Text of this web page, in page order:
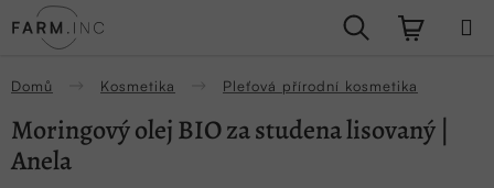
na
Hledat
Domů Kosmetika Pleťová přírodní kosmetika
Moringový olej BIO za studena lisovaný |
Anela